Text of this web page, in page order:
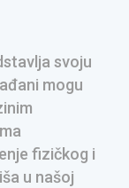
svoju
mogu
fizičkog i
u našoj